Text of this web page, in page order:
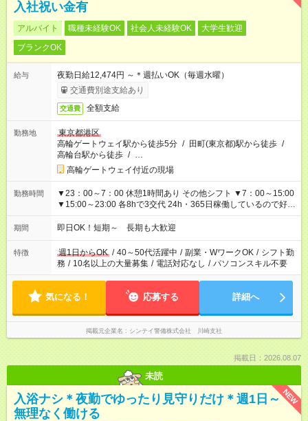
入社祝い金有
アルバイト 職種未経験OK 社会人未経験OK
大学生歓迎
ブランクOK
給与
夜勤日給12,474円 ～＊週払いOK（毎週水曜）
交通費別途支給あり
交通費 全額支給
勤務地
東京都港区
高輪ゲートウェイ駅から徒歩5分 / 田町(東京都)駅から徒歩 /
高輪台駅から徒歩 / …
高輪ゲートウェイ付近の現場
勤務時間
▼23：00～7：00 休憩1時間あり その他シフト ▼7：00～15:00
▼15:00～23:00 各8hで3交代 24h・365日稼働しているので好き
なシフトで働ける！
期間 即日OK！短期～ 長期も大歓迎
特徴 週1日からOK / 40～50代活躍中 / 副業・WワークOK / シフト勤
務 / 10名以上の大量募集 / 電話対応なし / パソコンスキル不要
気になる！ 応募する 詳細へ
掲載元企業名 シンテイ警備株式会社 川崎支社
掲載日：2026.08.07
未読
NEW
入浴ナシ＊夜勤でゆったり見守りだけ＊週1日～
無理なく働ける